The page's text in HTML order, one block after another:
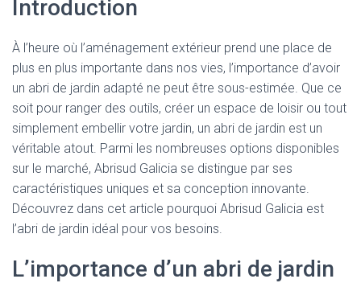
Introduction
À l’heure où l’aménagement extérieur prend une place de
plus en plus importante dans nos vies, l’importance d’avoir
un abri de jardin adapté ne peut être sous-estimée. Que ce
soit pour ranger des outils, créer un espace de loisir ou tout
simplement embellir votre jardin, un abri de jardin est un
véritable atout. Parmi les nombreuses options disponibles
sur le marché, Abrisud Galicia se distingue par ses
caractéristiques uniques et sa conception innovante.
Découvrez dans cet article pourquoi Abrisud Galicia est
l’abri de jardin idéal pour vos besoins.
L’importance d’un abri de jardin